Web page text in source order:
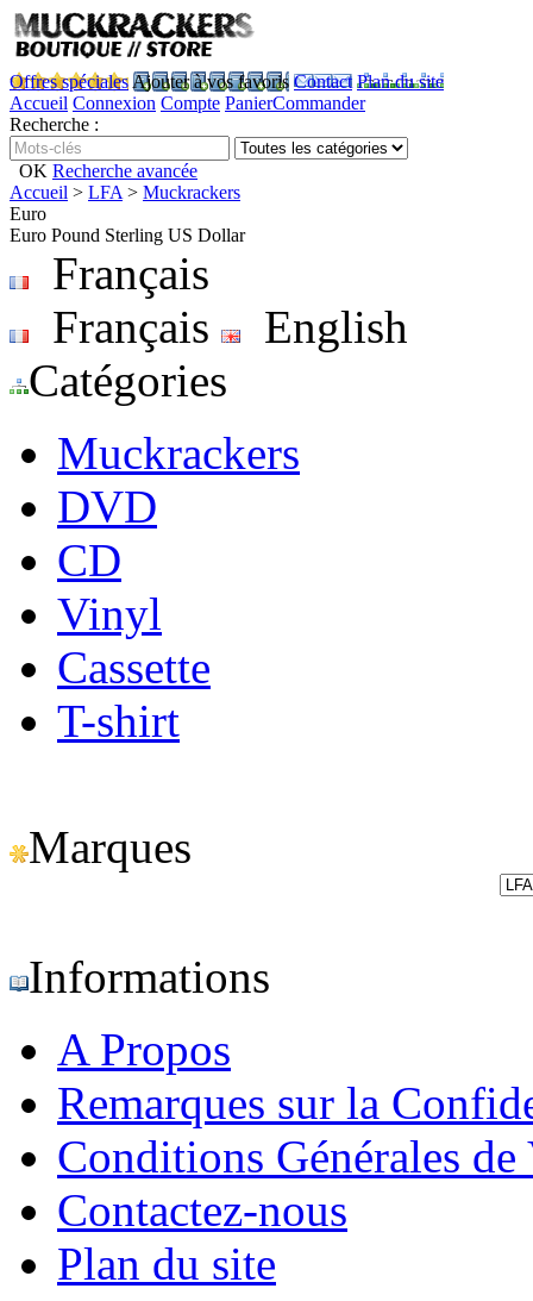
Offres spéciales Ajouter à vos favoris Contact Plan du site
Accueil Connexion Compte PanierCommander
Recherche :
OK Recherche avancée
Accueil > LFA > Muckrackers
Euro
Euro Pound Sterling US Dollar
Français
Français
English
Catégories
Muckrackers
DVD
CD
Vinyl
Cassette
T-shirt
Marques
Informations
A Propos
Remarques sur la
Conditions Générales de
Contactez-nous
Plan du site